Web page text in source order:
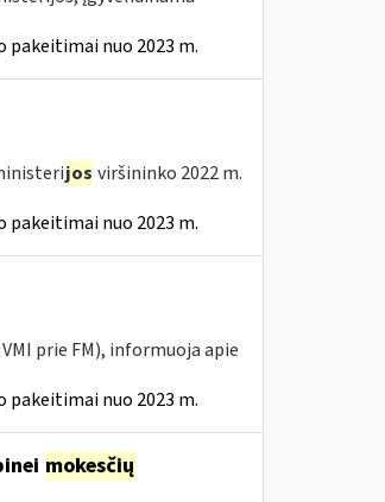
pakeitimai nuo 2023 m.
jos viršininko 2022 m.
pakeitimai nuo 2023 m.
prie FM), informuoja apie
pakeitimai nuo 2023 m.
mokesčių